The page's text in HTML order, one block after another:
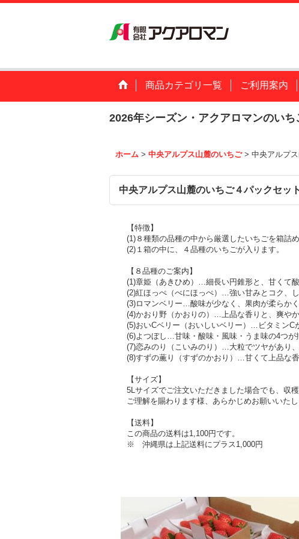
商品カテゴリ一覧 ご利用案内
2026年シーズン・アクアロマンのい
ホーム > 中央アルプス山麓のいちご > 中央アルプ
中央アルプス山麓のいちご４パックセッ
【特徴】
(1)８種類の品種の中から厳選したいちごを箱詰め
(2)１箱の中に、４品種のいちごが入ります。
【８品種のご案内】
(1)章姫（あきひめ）…細長い円錐形と、甘くて
(2)紅ほっぺ（べにほっぺ）…強い甘みとコク、
(3)ロマンベリー…酸味が少なく、果肉が柔らか
(4)かおり野（かおりの）…上品な香りと、爽や
(5)おいCベリー（おいしいベリー）…ビタミンC
(6)よつぼし…甘味・酸味・風味・うま味の4つ
(7)恋みのり（こいみのり）…大粒でツヤがあり
(8)すずの薫り（すずのかおり）…甘くて上品な
【サイズ】
5Lサイズでご注文いただきました場合でも、収
ご理解を賜わります様、あらかじめお願いいたし
【送料】
この商品の送料は1,100円です。
※ 沖縄県は上記送料にプラス1,000円